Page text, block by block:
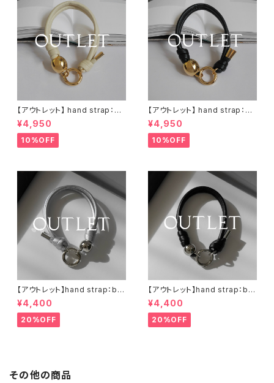
【アウトレット】 hand strap：M
oval gold / アイボリー
¥4,950
10%OFF
【アウトレット】 hand strap：M
oval gold / ブラック
¥4,950
10%OFF
【アウトレット】hand strap：bal
l silver / シルバー
¥4,400
20%OFF
【アウトレット】hand strap：bal
l silver / ブラック
¥4,400
20%OFF
その他の商品